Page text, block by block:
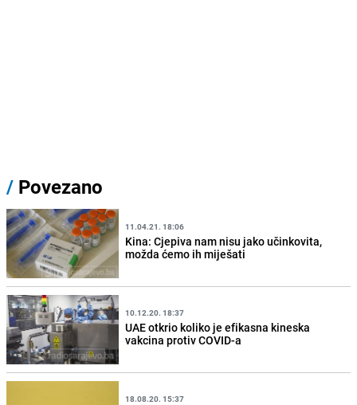
/ Povezano
11.04.21. 18:06
Kina: Cjepiva nam nisu jako učinkovita,
možda ćemo ih miješati
10.12.20. 18:37
UAE otkrio koliko je efikasna kineska
vakcina protiv COVID-a
18.08.20. 15:37